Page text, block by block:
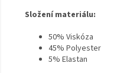
Složení materiálu:
50% Viskóza
45% Polyester
5% Elastan